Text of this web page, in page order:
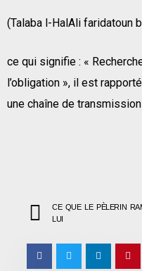
(Talaba l-HalAli faridatoun
ce qui signifie : «
l’obligation », il est
une chaîne de
CE QUE LE PÈLERIN
LUI